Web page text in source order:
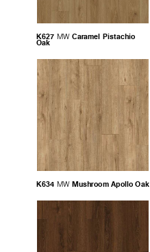
K627 MW Caramel Pistachio
Oak
K634 MW Mushroom Apollo Oak